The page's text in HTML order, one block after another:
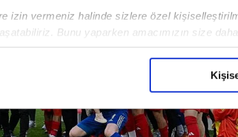
izin vermeniz halinde sizlere özel
Bunu yaparken amacımızın size
adına elimizden gelen çabayı
iyi bir hizmet sunabilmek için İnternet